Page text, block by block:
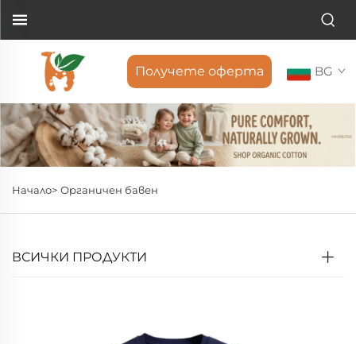
Получете оферта BG
Начало> Органичен бавен
ВСИЧКИ ПРОДУКТИ